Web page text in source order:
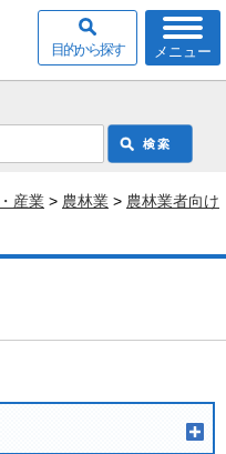
メニュー
目的から探す
産業 > 農林業 > 農林業者向け